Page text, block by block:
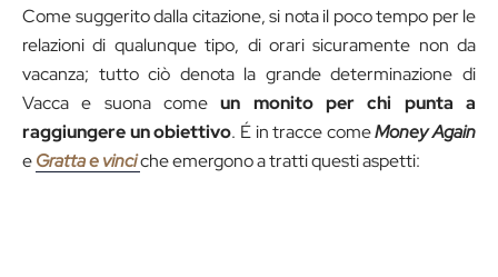
Come suggerito dalla citazione, si nota il poco tempo per le
relazioni di qualunque tipo, di orari sicuramente non da
vacanza; tutto ciò denota la grande determinazione di
Vacca e suona come un monito per chi punta a
raggiungere un obiettivo. É in tracce comeMoney Again
eGratta e vinciche emergono a tratti questi aspetti: